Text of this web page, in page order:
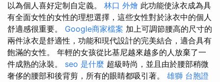
以為個人喜好定制自定義。 林口 外燴 此功能使泳衣成為具
有全面女性的女性的理想選擇，這些女性對於泳衣中的個人
舒適感很重要。 Google商家檔案 加上可調節腰高的尺寸的
兩件泳衣是舒適性，功能和現代設計的完美結合，適合具有
飽滿的女性。 年輕的女孩從比基尼越來越多的人放棄了一
件成熟的泳裝。 seo 是什麼 超級時尚，並且由於腰部稍微
奢侈的腰部和後背剪，所有的眼睛都吸引著。 雄獅 台胞證